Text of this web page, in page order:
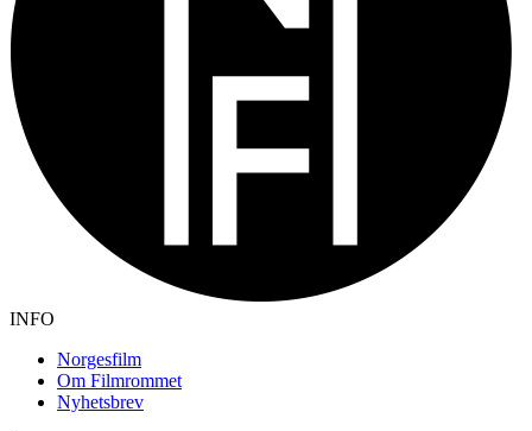
INFO
Norgesfilm
Om Filmrommet
Nyhetsbrev